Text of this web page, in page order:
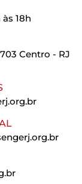
18h
Centro - RJ